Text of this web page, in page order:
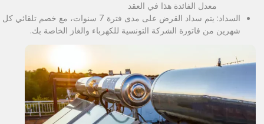
معدل الفائدة هذا في العقد
السداد: يتم سداد القرض على مدى فترة 7 سنوات، مع خصم تلقائي كل
شهرين من فاتورة الشركة التونسية للكهرباء والغاز الخاصة بك.